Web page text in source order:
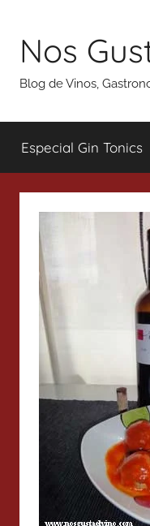
contenido
Nos
Blog de Vinos,
Especial Gin Tonics